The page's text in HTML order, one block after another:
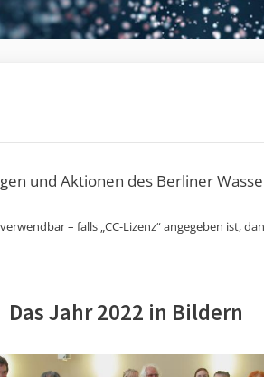
und Aktionen des Berliner
– falls „CC-Lizenz“ angegeben ist,
Das Jahr 2022 in Bildern